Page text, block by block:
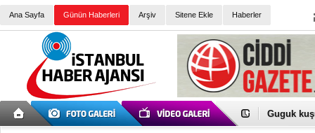
Ana Sayfa Günün Haberleri Arşiv Sitene Ekle Haberler
Türk
Guguk
Sneaker